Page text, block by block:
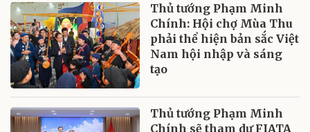
Thủ tướng Phạm Minh
Chính: Hội chợ Mùa Thu
phải thể hiện bản sắc Việt
Nam hội nhập và sáng
tạo
Thủ tướng Phạm Minh
Chính sẽ tham dự FIATA